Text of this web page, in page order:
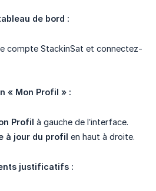
de bord :
compte StackinSat et connectez-
« Mon Profil » :
Profil à gauche de l’interface.
à jour du profil en haut à droite.
justificatifs :